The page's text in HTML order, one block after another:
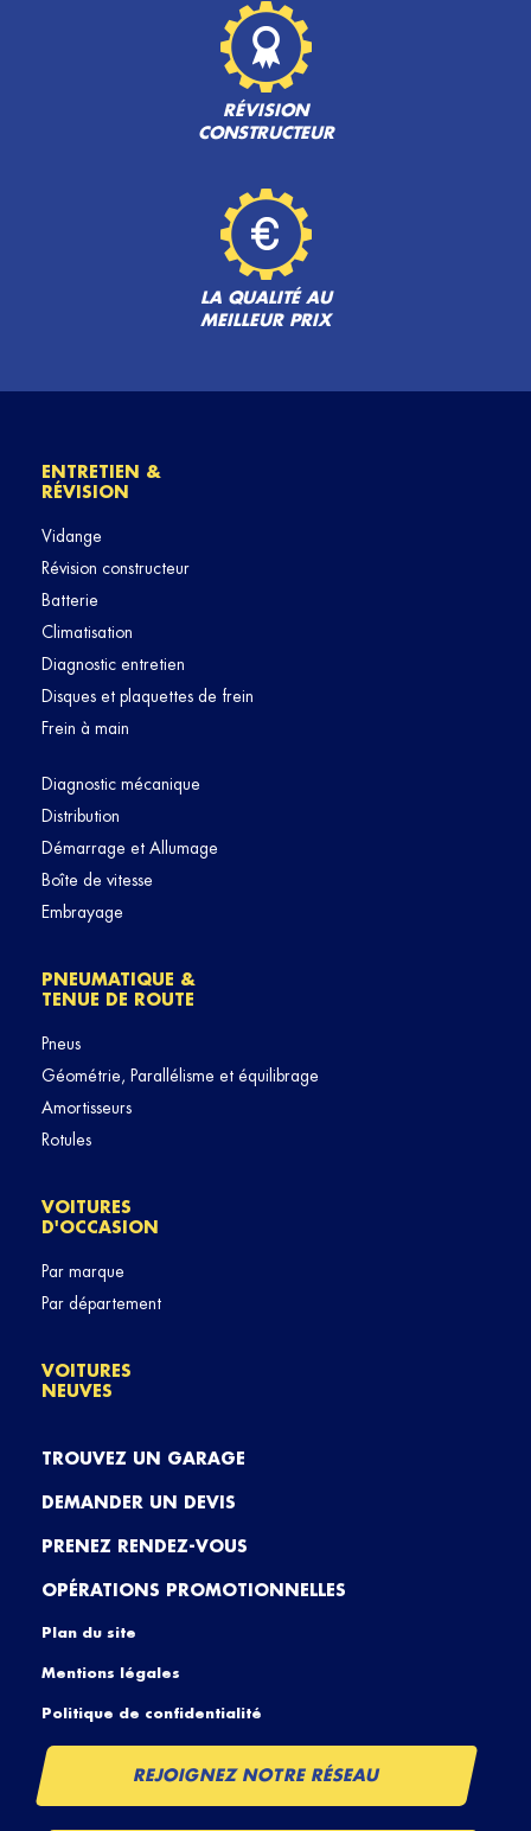
RÉVISION
CONSTRUCTEUR
LA QUALITÉ AU
MEILLEUR PRIX
ENTRETIEN &
RÉVISION
Vidange
Révision constructeur
Batterie
Climatisation
Diagnostic entretien
Disques et plaquettes de frein
Frein à main
Diagnostic mécanique
Distribution
Démarrage et Allumage
Boîte de vitesse
Embrayage
PNEUMATIQUE &
TENUE DE ROUTE
Pneus
Géométrie, Parallélisme et équilibrage
Amortisseurs
Rotules
VOITURES
D'OCCASION
Par marque
Par département
VOITURES
NEUVES
TROUVEZ UN GARAGE
DEMANDER UN DEVIS
PRENEZ RENDEZ-VOUS
OPÉRATIONS PROMOTIONNELLES
Plan du site
Mentions légales
Politique de confidentialité
REJOIGNEZ NOTRE RÉSEAU